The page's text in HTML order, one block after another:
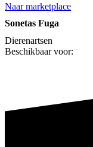
Naar marketplace
Sonetas Fuga
Dierenartsen
Beschikbaar voor: